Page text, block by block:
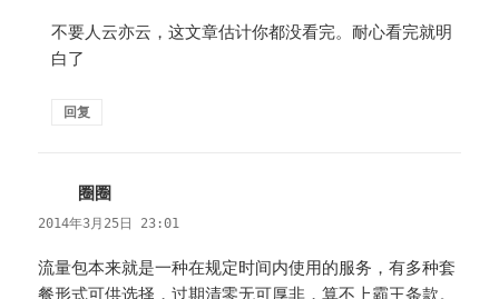
不要人云亦云，这文章估计你都没看完。耐心看完就明
白了
回复
圈圈
道：
2014年3月25日 23:01
流量包本来就是一种在规定时间内使用的服务，有多种套
餐形式可供选择，过期清零无可厚非，算不上霸王条款。